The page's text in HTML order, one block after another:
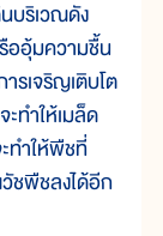
บริเวณดัง
ออุ้มความชื้น
รเจริญเติบโต
ทำให้เมล็ด
ทำให้พืชที่
ชพืชลงได้อีก